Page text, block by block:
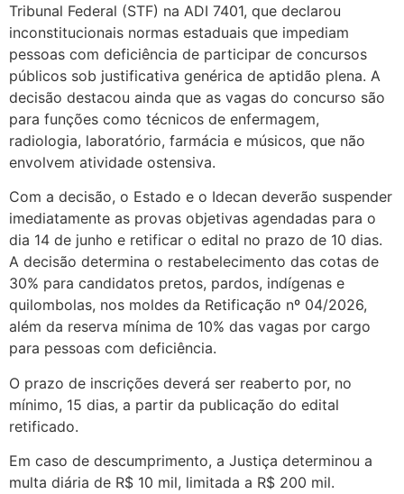
Tribunal Federal (STF) na ADI 7401, que declarou
inconstitucionais normas estaduais que impediam
pessoas com deficiência de participar de concursos
públicos sob justificativa genérica de aptidão plena. A
decisão destacou ainda que as vagas do concurso são
para funções como técnicos de enfermagem,
radiologia, laboratório, farmácia e músicos, que não
envolvem atividade ostensiva.
Com a decisão, o Estado e o Idecan deverão suspender
imediatamente as provas objetivas agendadas para o
dia 14 de junho e retificar o edital no prazo de 10 dias.
A decisão determina o restabelecimento das cotas de
30% para candidatos pretos, pardos, indígenas e
quilombolas, nos moldes da Retificação nº 04/2026,
além da reserva mínima de 10% das vagas por cargo
para pessoas com deficiência.
O prazo de inscrições deverá ser reaberto por, no
mínimo, 15 dias, a partir da publicação do edital
retificado.
Em caso de descumprimento, a Justiça determinou a
multa diária de R$ 10 mil, limitada a R$ 200 mil.